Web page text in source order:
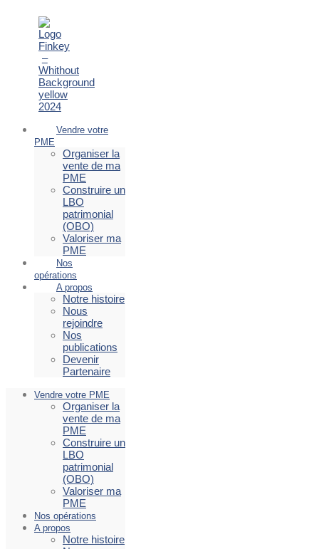
Vendre votre
PME
Organiser la
vente de ma
PME
Construire un
LBO
patrimonial
(OBO)
Valoriser ma
PME
Nos
opérations
A propos
Notre histoire
Nous
rejoindre
Nos
publications
Devenir
Partenaire
Vendre votre PME
Organiser la
vente de ma
PME
Construire un
LBO
patrimonial
(OBO)
Valoriser ma
PME
Nos opérations
A propos
Notre histoire